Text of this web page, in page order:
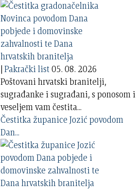
|Pakrački list05. 08. 2026
Poštovani hrvatski branitelji,
sugrađanke i sugrađani, s ponosom i
veseljem vam čestita...
Čestitka županice Jozić povodom
Dan...